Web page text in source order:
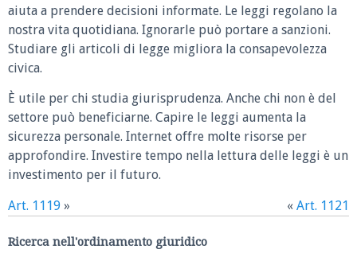
aiuta a prendere decisioni informate. Le leggi regolano la
nostra vita quotidiana. Ignorarle può portare a sanzioni.
Studiare gli articoli di legge migliora la consapevolezza
civica.
È utile per chi studia giurisprudenza. Anche chi non è del
settore può beneficiarne. Capire le leggi aumenta la
sicurezza personale. Internet offre molte risorse per
approfondire. Investire tempo nella lettura delle leggi è un
investimento per il futuro.
Art. 1119 » « Art. 1121
Ricerca nell'ordinamento giuridico